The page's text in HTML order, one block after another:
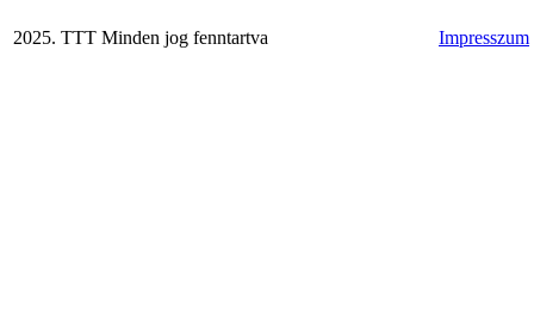
2025. TTT Minden jog fenntartva Impresszum